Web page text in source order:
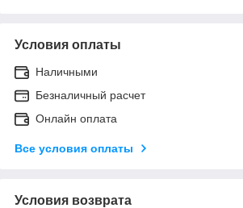
Условия оплаты
Наличными
Безналичный расчет
Онлайн оплата
Все условия оплаты
Условия возврата